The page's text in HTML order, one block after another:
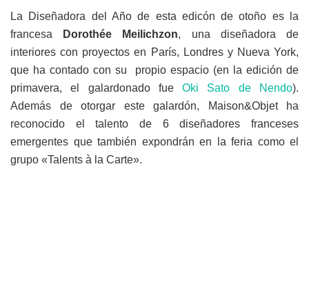
La Diseñadora del Año de esta edicón de otoño es la
francesa
Dorothée Meilichzon, una diseñadora de
interiores con proyectos en París, Londres y Nueva York,
que ha contado con su propio espacio (en la edición de
primavera, el galardonado fueOki Sato de Nendo).
Además de otorgar este galardón, Maison&Objet ha
reconocido el talento de 6 diseñadores franceses
emergentes que también expondrán en la feria como el
grupo «Talents à la Carte».